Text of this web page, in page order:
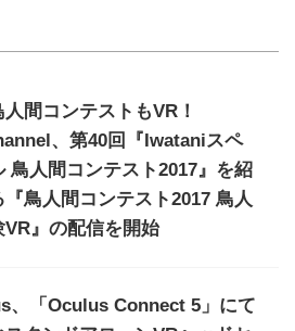
人間コンテストもVR！
、第40回『Iwataniスペ
鳥人間コンテスト2017』を紹
『鳥人間コンテスト2017 鳥人
VR』の配信を開始
、「Oculus Connect 5」にて